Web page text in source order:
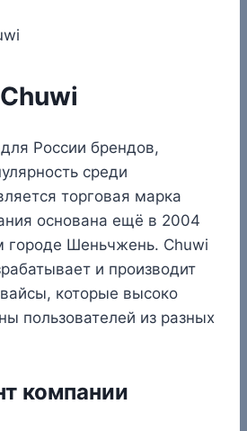
России брендов,
среди
торговая марка
основана ещё в 2004
городе Шеньчжень. Chuwi
и производит
которые высоко
пользователей из разных
компании